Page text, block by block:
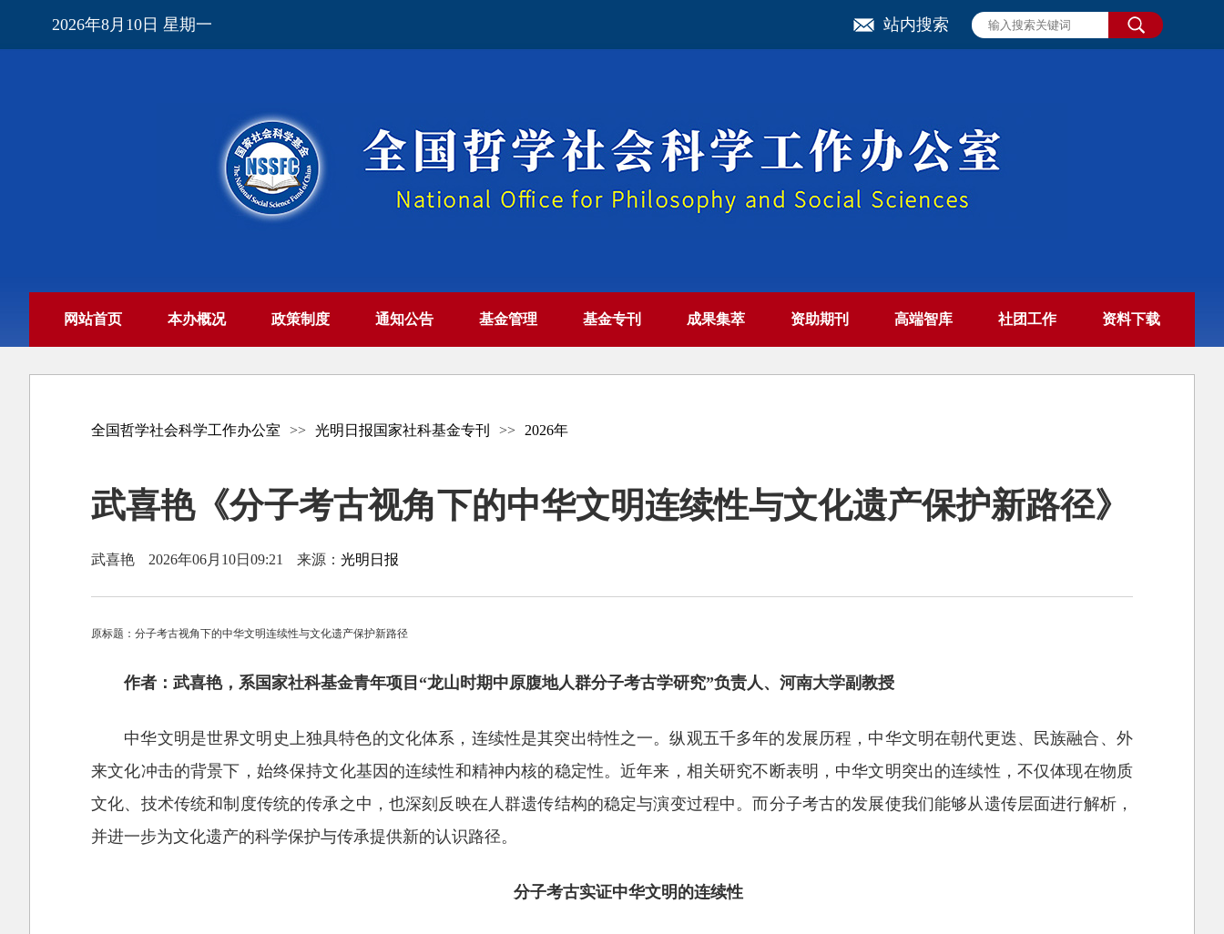
2026年8月10日 星期一 站内搜索
网站首页 本办概况 政策制度 通知公告 基金管理 基金专刊 成果集萃 资助期刊 高端智库 社团工作 资料下载
全国哲学社会科学工作办公室 >> 光明日报国家社科基金专刊 >> 2026年
武喜艳《分子考古视角下的中华文明连续性与文化遗产保护新路径》
武喜艳 2026年06月10日09:21 来源：光明日报
原标题：分子考古视角下的中华文明连续性与文化遗产保护新路径
作者：武喜艳，系国家社科基金青年项目“龙山时期中原腹地人群分子考古学研究”负责人、河南大学副教授
中华文明是世界文明史上独具特色的文化体系，连续性是其突出特性之一。纵观五千多年的发展历程，中华文明在朝代更迭、民族融合、外
来文化冲击的背景下，始终保持文化基因的连续性和精神内核的稳定性。近年来，相关研究不断表明，中华文明突出的连续性，不仅体现在物质
文化、技术传统和制度传统的传承之中，也深刻反映在人群遗传结构的稳定与演变过程中。而分子考古的发展使我们能够从遗传层面进行解析，
并进一步为文化遗产的科学保护与传承提供新的认识路径。
分子考古实证中华文明的连续性